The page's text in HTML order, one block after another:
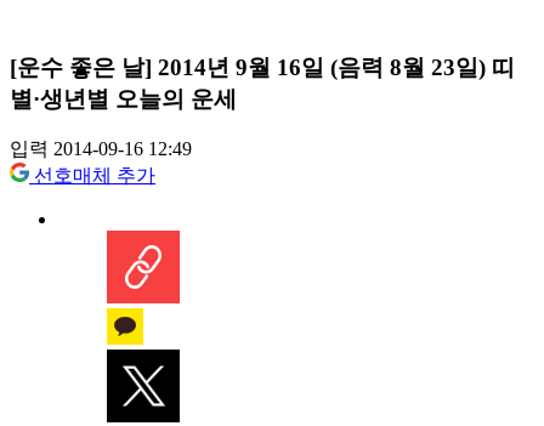
[운수 좋은 날] 2014년 9월 16일 (음력 8월 23일) 띠
별·생년별 오늘의 운세
입력 2014-09-16 12:49
선호매체 추가